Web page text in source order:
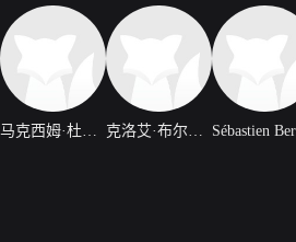
马克西姆·杜蒙蒂埃 克洛艾·布尔热瓦